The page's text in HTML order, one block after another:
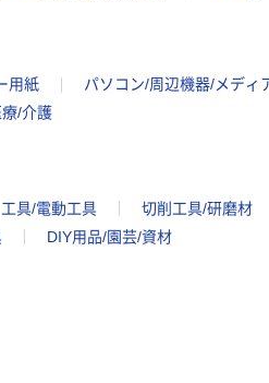
用紙 パソコン/周辺機器/メディ
/介護
工具/電動工具 切削工具/研磨材
DIY用品/園芸/資材